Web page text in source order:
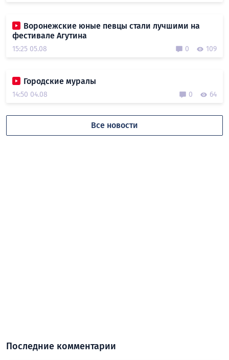
Воронежские юные певцы стали лучшими на
фестивале Агутина
15:25 05.08 0 109
Городские муралы
14:50 04.08 0 64
Все новости
Последние комментарии